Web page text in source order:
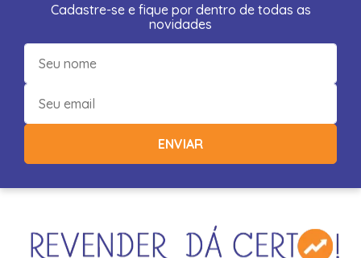
Cadastre-se e fique por dentro de todas as
novidades
ENVIAR